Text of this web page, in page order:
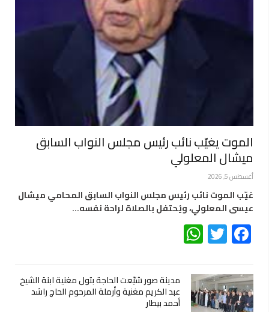
الموت يغيّب نائب رئيس مجلس النواب السابق
ميشال المعلولي
أغسطس 5, 2026
غيّب الموت نائب رئيس مجلس النواب السابق المحامي ميشال
عيسى المعلولي، ويُحتفل بالصلاة لراحة نفسه…
Facebook
Twitter
مدينة صور شيّعت الحاجة بتول مغنية ابنة الشيخ
عبد الكريم مغنية وأرملة المرحوم الحاج راشد
أحمد بيطار